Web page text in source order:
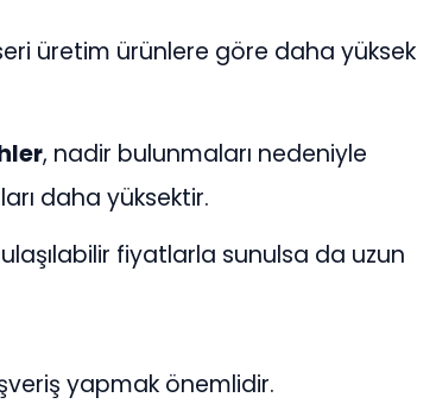
üretim ürünlere göre daha yüksek
, nadir bulunmaları nedeniyle
daha yüksektir.
fiyatlarla sunulsa da uzun
yapmak önemlidir.